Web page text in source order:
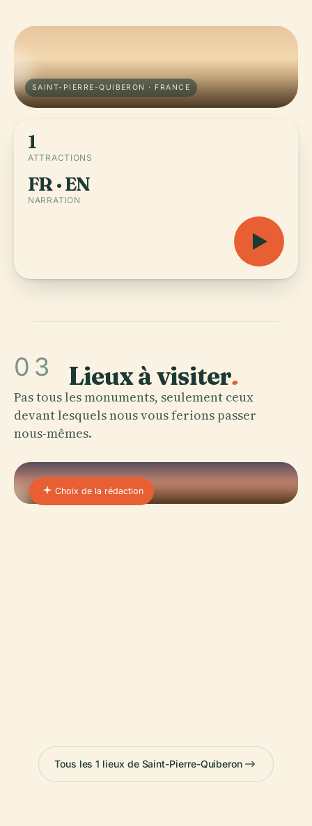
SAINT-PIERRE-QUIBERON · FRANCE
1
ATTRACTIONS
FR · EN
NARRATION
03 Lieux à visiter.
Pas tous les monuments, seulement ceux
devant lesquels nous vous ferions passer
nous-mêmes.
Choix de la rédaction
Tous les 1 lieux de Saint-Pierre-Quiberon